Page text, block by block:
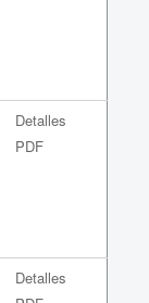
Detalles
PDF
Detalles